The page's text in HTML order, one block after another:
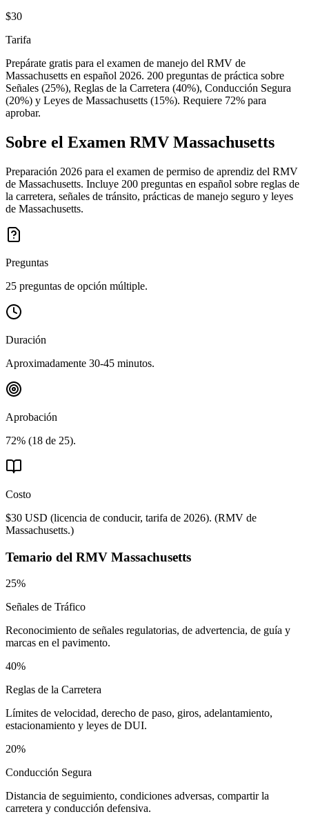
$30
Tarifa
Prepárate gratis para el examen de manejo del RMV de
Massachusetts en español 2026. 200 preguntas de práctica sobre
Señales (25%), Reglas de la Carretera (40%), Conducción Segura
(20%) y Leyes de Massachusetts (15%). Requiere 72% para
aprobar.
Sobre el Examen RMV Massachusetts
Preparación 2026 para el examen de permiso de aprendiz del RMV
de Massachusetts. Incluye 200 preguntas en español sobre reglas de
la carretera, señales de tránsito, prácticas de manejo seguro y leyes
de Massachusetts.
Preguntas
25 preguntas de opción múltiple.
Duración
Aproximadamente 30-45 minutos.
Aprobación
72% (18 de 25).
Costo
$30 USD (licencia de conducir, tarifa de 2026). (RMV de
Massachusetts.)
Temario del RMV Massachusetts
25%
Señales de Tráfico
Reconocimiento de señales regulatorias, de advertencia, de guía y
marcas en el pavimento.
40%
Reglas de la Carretera
Límites de velocidad, derecho de paso, giros, adelantamiento,
estacionamiento y leyes de DUI.
20%
Conducción Segura
Distancia de seguimiento, condiciones adversas, compartir la
carretera y conducción defensiva.